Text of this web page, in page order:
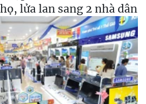
lửa lan sang 2 nhà dân